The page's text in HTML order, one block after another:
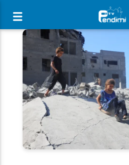
[There are no radio stations in the